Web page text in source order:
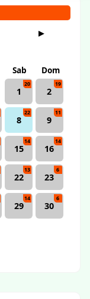
▶
Sab
Dom
1
20
2
19
8
22
9
11
15
14
16
14
22
13
23
6
29
14
30
6